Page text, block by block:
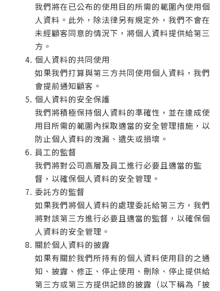
我們將在已公布的使用目的所需的範圍內使用個
人資料。此外，除法律另有規定外，我們不會在
未經顧客同意的情況下，將個人資料提供給第三
方。
個人資料的共同使用
如果我們打算與第三方共同使用個人資料，我們
會提前通知顧客。
個人資料的安全保護
我們將積極保持個人資料的準確性，並在達成使
用目所需的範圍內採取適當的安全管理措施，以
防止個人資料的洩漏、遺失或損壞。
員工的監督
我們將對公司高層及員工進行必要且適當的監
督，以確保個人資料的安全管理。
委託方的監督
如果我們將個人資料的處理委託給第三方，我們
將對該第三方進行必要且適當的監督，以確保個
人資料的安全管理。
關於個人資料的披露
如果有關於我們所持有的個人資料使用目的之通
知、披露、修正、停止使用、刪除、停止提供給
第三方或第三方提供記錄的披露（以下稱為「披